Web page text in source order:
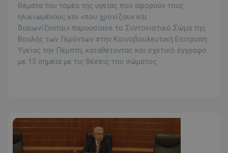
Θέματα του τομέα της υγείας που αφορούν τους
ηλικιωμένους και «που χρονίζουν και
διαιωνίζονται» παρουσίασε το Συντονιστικό Σώμα της
Βουλής των Γερόντων στην Κοινοβουλευτική Επιτροπή
Υγείας την Πέμπτη, καταθέτοντας και σχετικό έγγραφο
με 13 σημεία με τις θέσεις του σώματος.